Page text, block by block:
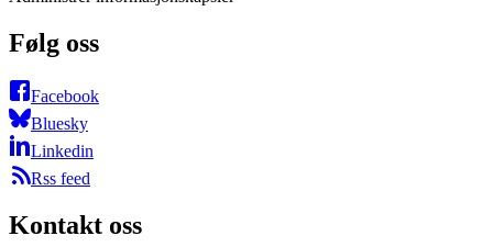
Følg oss
Facebook
Bluesky
Linkedin
Rss feed
Kontakt oss